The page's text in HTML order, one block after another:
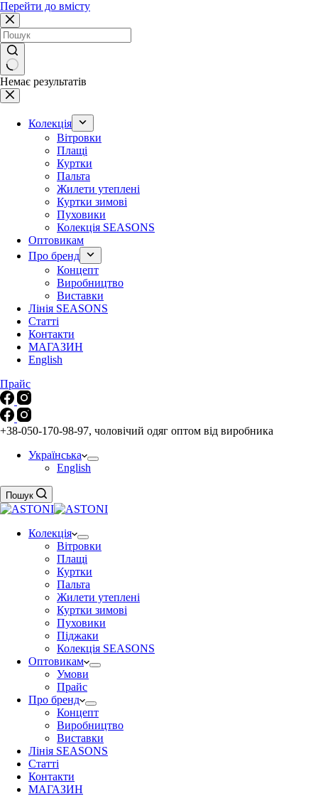
Перейти до вмісту
Немає результатів
Колекція
Вітровки
Плащі
Куртки
Пальта
Жилети утеплені
Куртки зимові
Пуховики
Колекція SEASONS
Оптовикам
Про бренд
Концепт
Виробництво
Виставки
Лінія SEASONS
Статті
Контакти
МАГАЗИН
English
Прайс
+38-050-170-98-97, чоловічий одяг оптом від виробника
Українська
English
Пошук
Колекція
Вітровки
Плащі
Куртки
Пальта
Жилети утеплені
Куртки зимові
Пуховики
Піджаки
Колекція SEASONS
Оптовикам
Умови
Прайс
Про бренд
Концепт
Виробництво
Виставки
Лінія SEASONS
Статті
Контакти
МАГАЗИН